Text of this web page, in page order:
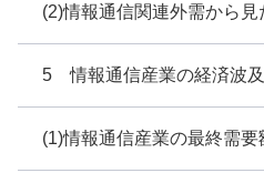
(2)情報通信関連外需から
5 情報通信産業の経済波
(1)情報通信産業の最終需要